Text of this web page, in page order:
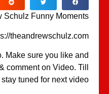
Schulz Funny
https://
video. Make sure you like
& comment on Video.
then stay tuned for next